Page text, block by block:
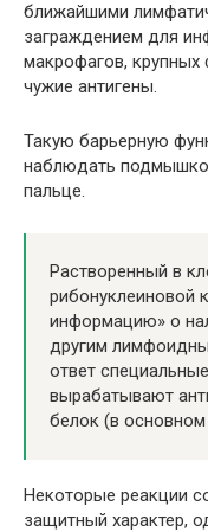
ближайшими
заграждением для
макрофагов,
чужие антигены.
Такую барьерную
наблюдать
пальце.
Растворенный в
рибонуклеиновой
информацию» о
другим
ответ
вырабатывают
белок (в
Некоторые реакции
защитный характер,